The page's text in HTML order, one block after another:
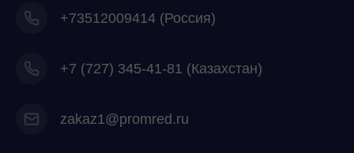
+73512009414 (Россия)
+7 (727) 345-41-81 (Казахстан)
zakaz1@promred.ru